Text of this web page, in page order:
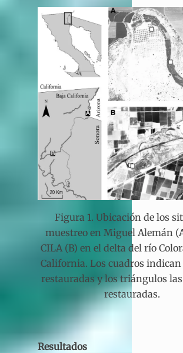
Figura 1. Ubicación de los
muestreo en Miguel Alemán
CILA (B) en el delta del río
California. Los cuadros indican
restauradas y los triángulos
restauradas.
Resultados